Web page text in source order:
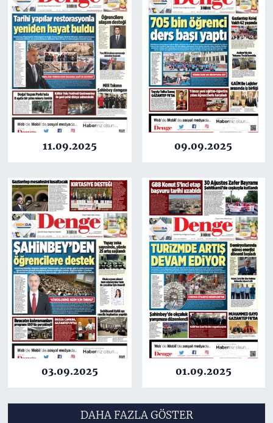
11.09.2025 09.09.2025
03.09.2025 01.09.2025
DAHA FAZLA GÖSTER